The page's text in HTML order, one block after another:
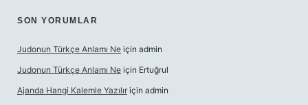
SON YORUMLAR
Judonun Türkçe Anlamı Ne için admin
Judonun Türkçe Anlamı Ne için Ertuğrul
Ajanda Hangi Kalemle Yazılır için admin